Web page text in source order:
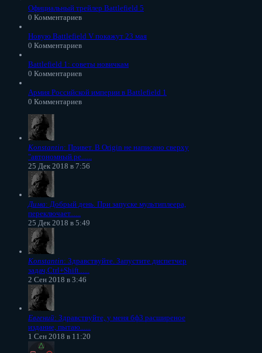
Официальный трейлер Battlefield 5
0 Комментариев
Новую Battlefield V покажут 23 мая
0 Комментариев
Battlefield 1: советы новичкам
0 Комментариев
Армия Российской империи в Battlefield 1
0 Комментариев
Konstantin: Привет. В Origin не написано сверху
"автономный ре......
25 Дек 2018 в 7:56
Дима: Добрый день. При запуске мультиплеера,
переключает......
25 Дек 2018 в 5:49
Konstantin: Здравствуйте. Запустите диспетчер
задач,Ctrl+Shift......
2 Сен 2018 в 3:46
Евгений: Здравствуйте, у меня бф3 расширеное
издание, пытаю......
1 Сен 2018 в 11:20